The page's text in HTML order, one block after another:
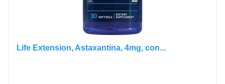
Life Extension, Astaxantina, 4mg, con...